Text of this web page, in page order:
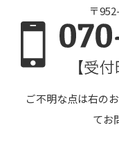
〒
ご不明な点は右の
てお